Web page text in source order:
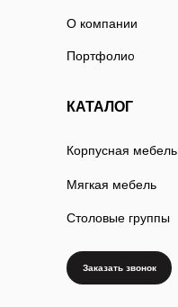
О компании
КАТАЛОГ
Портфолио
Корпусная мебель
Мягкая мебель
Столовые группы
Заказать звонок